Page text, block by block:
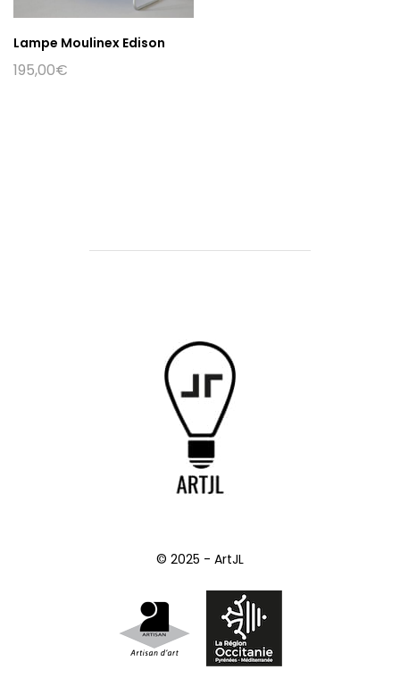
Lampe Moulinex Edison
195,00€
© 2025 - ArtJL